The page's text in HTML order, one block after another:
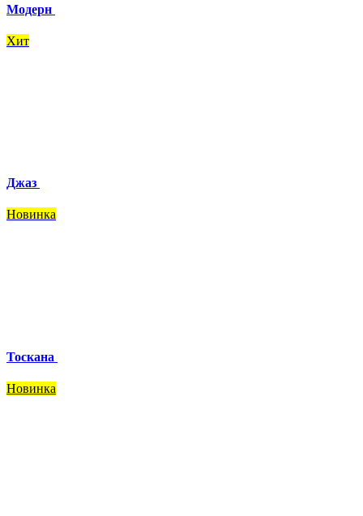
Модерн
Хит
Джаз
Новинка
Тоскана
Новинка